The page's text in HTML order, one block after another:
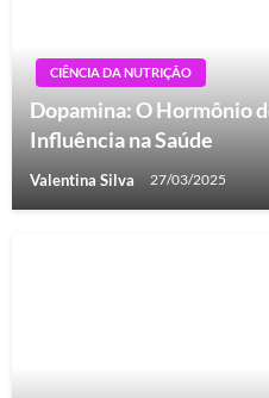
CIÊNCIA DA NUTRIÇÃO
Dopamina: O Hormônio
Influência na Saúde
Valentina Silva 27/03/2025